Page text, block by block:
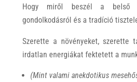
Hogy miről beszél a belső
gondolkodásról és a tradíció
Szerette a növényeket, szerette
irdatlan energiákat fektetett a
(Mint valami anekdotikus